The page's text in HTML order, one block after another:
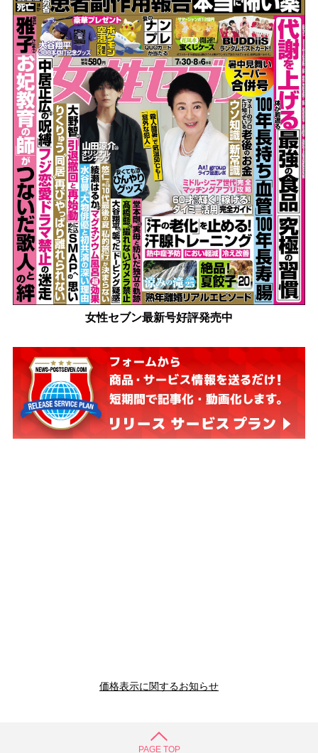
女性セブン最新号好評発売中
価格表示に関するお知らせ
PAGE TOP